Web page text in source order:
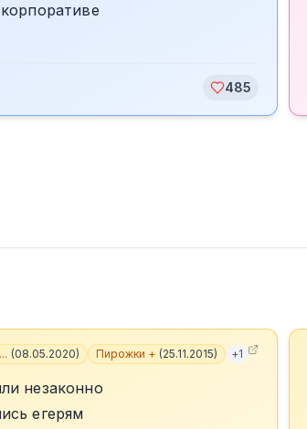
485
(08.05.2020) Пирожки + (25.11.2015) +1
незаконно
егерям